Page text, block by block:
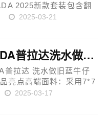
2025新款套装包含翻
短袖上衣与中款半裙的
密材质，兼具高级质感
2025-03-21
PRADA普拉达洗水做旧蓝牛仔外套
普拉达 洗水做旧蓝牛仔
亮点高端面料：采用7*7
料，特种色牛仔布，原
2025-03-17